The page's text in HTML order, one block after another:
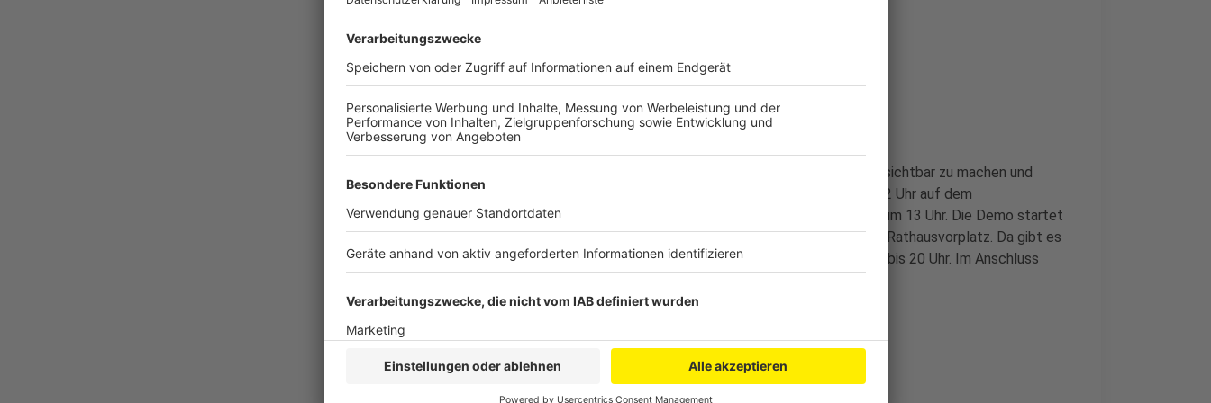
Ablauf der Veranstaltung
Anzeige
Ziel der Veranstalter ist es, mit dem CSD queeres Leben in Brühl sichtbar zu machen und
dadurch die Toleranz zu fördern. Los geht es am 30. August um 12 Uhr auf dem
Rathausvorplatz. Das Bühnenprogramm und Info-Stände starten um 13 Uhr. Die Demo startet
um 14 Uhr auf dem Balthasar-Neumann-Platz und endet auf dem Rathausvorplatz. Da gibt es
dann ein buntes Bühnenprogramm mit vielen Künstlern und Bands bis 20 Uhr. Im Anschluss